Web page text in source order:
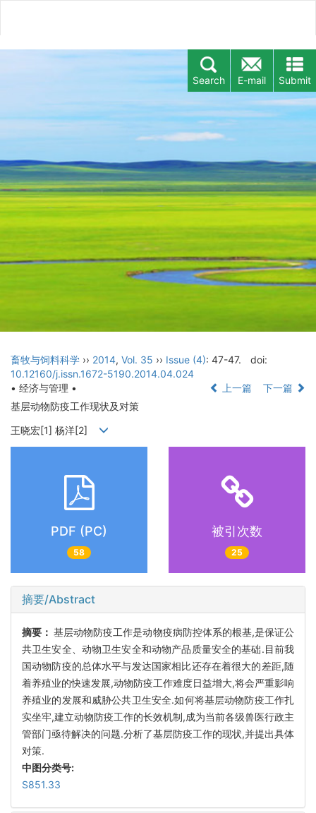
Submit
E-mail
Search
畜牧与饲料科学 ›› 2014, Vol. 35 ›› Issue (4): 47-47.
doi:
10.12160/j.issn.1672-5190.2014.04.024
• 经济与管理 •
上一篇
下一篇
基层动物防疫工作现状及对策
王晓宏[1] 杨洋[2]
PDF (PC)
58
被引次数
25
摘要/Abstract
摘要：基层动物防疫工作是动物疫病防控体系的根基,是保证公
共卫生安全、动物卫生安全和动物产品质量安全的基础.目前我
国动物防疫的总体水平与发达国家相比还存在着很大的差距,随
着养殖业的快速发展,动物防疫工作难度日益增大,将会严重影响
养殖业的发展和威胁公共卫生安全.如何将基层动物防疫工作扎
实坐牢,建立动物防疫工作的长效机制,成为当前各级兽医行政主
管部门亟待解决的问题.分析了基层防疫工作的现状,并提出具体
对策.
中图分类号:
S851.33